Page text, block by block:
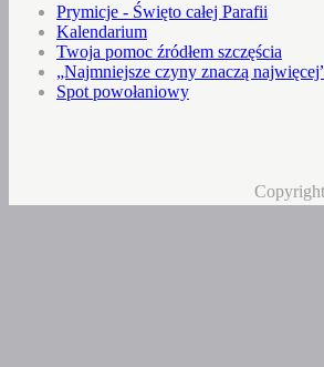
Prymicje - Święto całej Parafii
Kalendarium
Twoja pomoc źródłem szczęścia
„Najmniejsze czyny znaczą
Spot powołaniowy